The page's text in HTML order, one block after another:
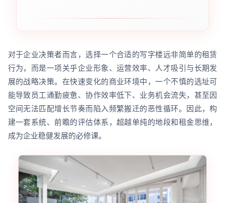
对于企业决策者而言，选择一个合适的写字楼远非简单的租赁
行为，而是一项关乎企业形象、运营效率、人才吸引与长期发
展的战略决策。在快速变化的商业环境中，一个不慎的选址可
能导致员工通勤疲惫、协作效率低下、业务机会流失，甚至因
空间无法匹配增长节奏而陷入频繁搬迁的恶性循环。因此，构
建一套系统、前瞻的评估体系，超越单纯的地段和租金思维，
成为企业稳健发展的必修课。